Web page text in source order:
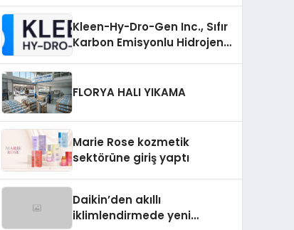
Kleen-Hy-Dro-Gen Inc., Sıfır
Karbon Emisyonlu Hidrojen
Aldı
FLORYA HALI YIKAMA
Marie Rose kozmetik
sektörüne giriş yaptı
Daikin’den akıllı
iklimlendirmede yeni